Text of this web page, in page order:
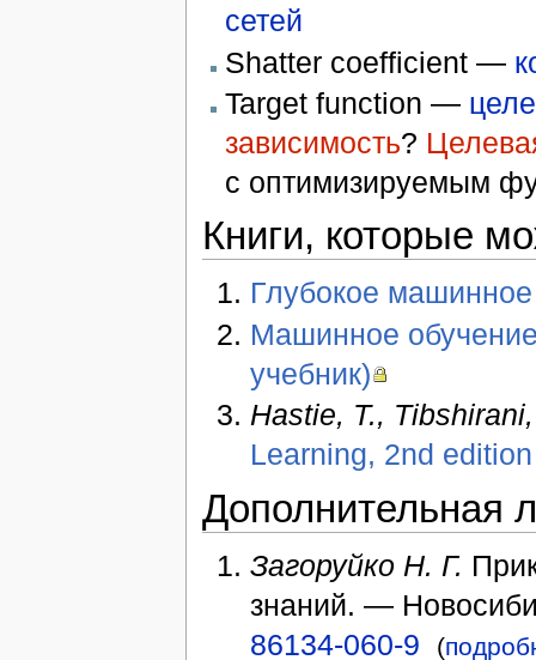
сетей
Shatter coeffiсient —
Target function —
зависимость?
с оптимизируемым
Книги, которые
Глубокое
Машинное
учебник)
Hastie, T.,
Learning, 2nd edition
Дополнительная
Загоруйко Н. Г.
знаний. —
86134-060-9
(